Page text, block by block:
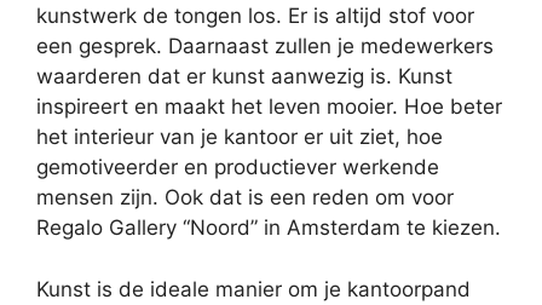
kunstwerk de tongen los. Er is altijd stof voor
een gesprek. Daarnaast zullen je medewerkers
waarderen dat er kunst aanwezig is. Kunst
inspireert en maakt het leven mooier. Hoe beter
het interieur van je kantoor er uit ziet, hoe
gemotiveerder en productiever werkende
mensen zijn. Ook dat is een reden om voor
Regalo Gallery “Noord” in Amsterdam te kiezen.
Kunst is de ideale manier om je kantoorpand